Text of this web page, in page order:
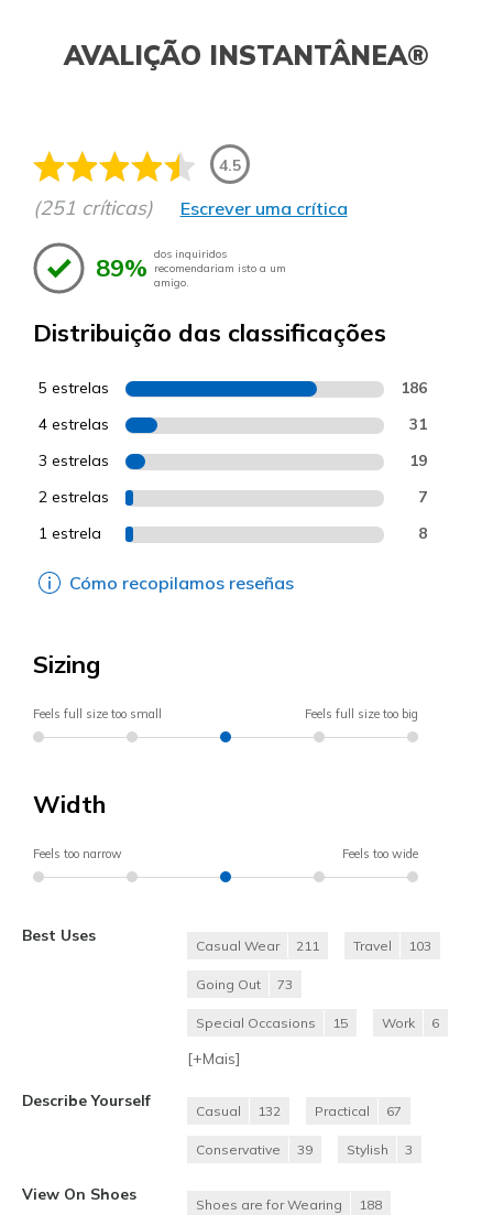
AVALIÇÃO INSTANTÂNEA®
4.5
(251 críticas) Escrever uma crítica
89% dos inquiridos
recomendariam isto a um
amigo.
Distribuição das classificações
5 estrelas 186
4 estrelas 31
3 estrelas 19
2 estrelas 7
1 estrela 8
Cómo recopilamos reseñas
Sizing
Feels full size too small Feels full size too big
Width
Feels too narrow Feels too wide
Best Uses
Casual Wear 211 Travel 103
Going Out 73
Special Occasions 15 Work 6
[+Mais]
Describe Yourself
Casual 132 Practical 67
Conservative 39 Stylish 3
View On Shoes
Shoes are for Wearing 188